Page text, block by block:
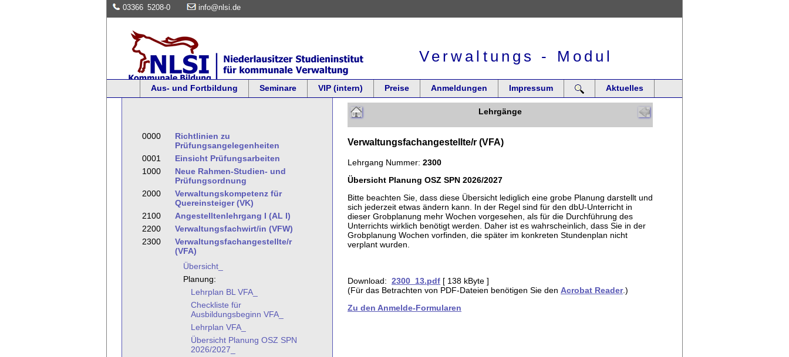
03366 5208-0 info@nlsi.de
Verwaltungs - Modul
Aus- und Fortbildung Seminare VIP (intern) Preise Anmeldungen Impressum Aktuelles
0000
Richtlinien zu
Prüfungsangelegenheiten
0001
Einsicht Prüfungsarbeiten
1000
Neue Rahmen-Studien- und
Prüfungsordnung
2000
Verwaltungskompetenz für
Quereinsteiger (VK)
2100
Angestelltenlehrgang I (AL I)
2200
Verwaltungsfachwirt/in (VFW)
2300
Verwaltungsfachangestellte/r
(VFA)
Übersicht_
Planung:
Lehrplan BL VFA_
Checkliste für
Ausbildungsbeginn VFA_
Lehrplan VFA_
Übersicht Planung OSZ SPN
2026/2027_
Lehrgänge
Verwaltungsfachangestellte/r (VFA)
Lehrgang Nummer: 2300
Übersicht Planung OSZ SPN 2026/2027
Bitte beachten Sie, dass diese Übersicht lediglich eine grobe Planung darstellt und
sich jederzeit etwas ändern kann. In der Regel sind für den dbU-Unterricht in
dieser Grobplanung mehr Wochen vorgesehen, als für die Durchführung des
Unterrichts wirklich benötigt werden. Daher ist es wahrscheinlich, dass Sie in der
Grobplanung Wochen vorfinden, die später im konkreten Stundenplan nicht
verplant wurden.
Download: 2300_13.pdf [ 138 kByte ]
(Für das Betrachten von PDF-Dateien benötigen Sie den Acrobat Reader.)
Zu den Anmelde-Formularen